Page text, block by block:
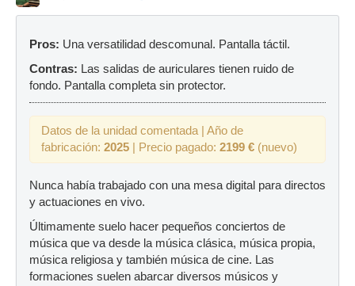
Pros: Una versatilidad descomunal. Pantalla táctil.
Contras: Las salidas de auriculares tienen ruido de
fondo. Pantalla completa sin protector.
Datos de la unidad comentada | Año de
fabricación: 2025 | Precio pagado: 2199 € (nuevo)
Nunca había trabajado con una mesa digital para directos
y actuaciones en vivo.
Últimamente suelo hacer pequeños conciertos de
música que va desde la música clásica, música propia,
música religiosa y también música de cine. Las
formaciones suelen abarcar diversos músicos y